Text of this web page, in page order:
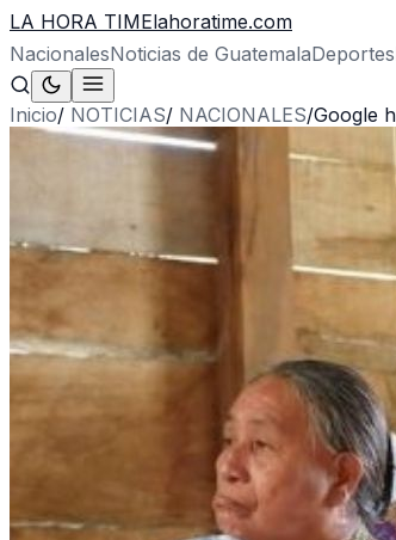
LA HORA TIMElahoratime.com
NacionalesNoticias de GuatemalaDeportes
Inicio/ NOTICIAS/ NACIONALES/Google